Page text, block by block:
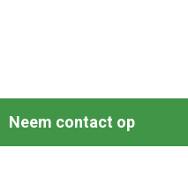
Neem contact op